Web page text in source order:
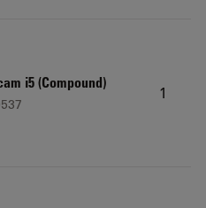
i5 (Compound)
1